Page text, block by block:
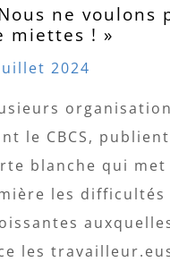
ne voulons
miettes ! »
2024
le CBCS,
blanche qui met
les difficultés
les